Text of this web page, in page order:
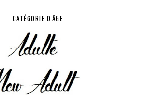
CATÉGORIE D'ÂGE